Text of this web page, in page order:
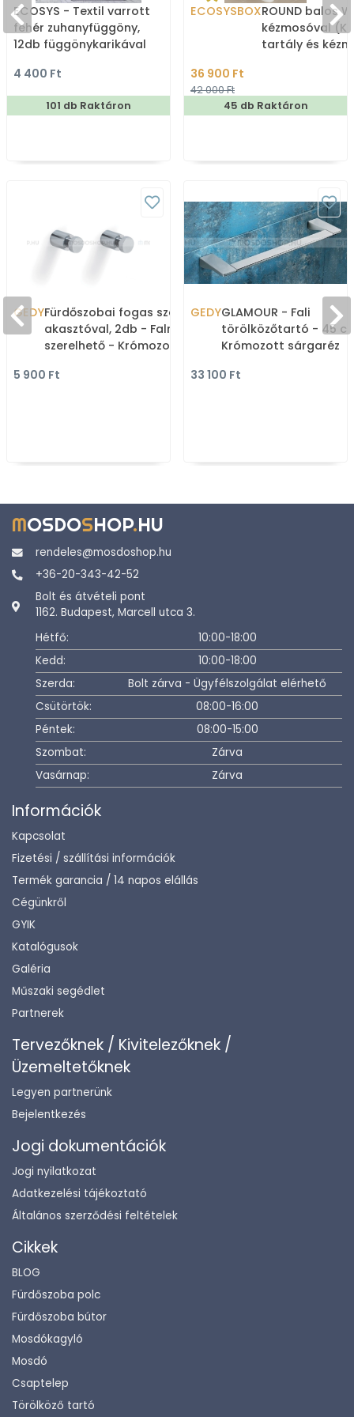
ECOSYS - Textil varrott
fehér zuhanyfüggöny,
12db függönykarikával
4 400 Ft
101 db Raktáron
ECOSYSBOXROUND balos
kézmosóval
tartály és
36 900 Ft
42 000 Ft
45 db Raktáron
GEDYFürdőszobai fogas szett 1
akasztóval, 2db - Falra
szerelhető - Krómozott
5 900 Ft
GEDYGLAMOUR - Fali
törölközőtartó - 45
Krómozott sárgaréz
33 100 Ft
MOSDOSHOP.HU
rendeles@mosdoshop.hu
+36-20-343-42-52
Bolt és átvételi pont
1162. Budapest, Marcell utca 3.
Hétfő:
10:00-18:00
Kedd:
10:00-18:00
Szerda:
Bolt zárva - Ügyfélszolgálat elérhető
Csütörtök:
08:00-16:00
Péntek:
08:00-15:00
Szombat:
Zárva
Vasárnap:
Zárva
Információk
Kapcsolat
Fizetési / szállítási információk
Termék garancia / 14 napos elállás
Cégünkről
GYIK
Katalógusok
Galéria
Műszaki segédlet
Partnerek
Tervezőknek / Kivitelezőknek /
Üzemeltetőknek
Legyen partnerünk
Bejelentkezés
Jogi dokumentációk
Jogi nyilatkozat
Adatkezelési tájékoztató
Általános szerződési feltételek
Cikkek
BLOG
Fürdőszoba polc
Fürdőszoba bútor
Mosdókagyló
Mosdó
Csaptelep
Törölköző tartó